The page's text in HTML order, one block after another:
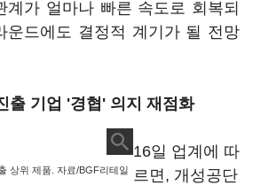
계가 얼마나 빠른 속도로 회복되
운드에도 결정적 계기가 될 전망
출 기업 '경협' 의지 재점화
상위 제품. 자료/BGF리테일
16일 업계에 따
르면, 개성공단